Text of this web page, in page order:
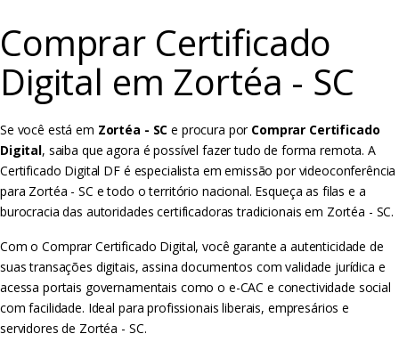
Comprar Certificado
Digital em Zortéa - SC
Se você está em Zortéa - SC e procura por Comprar Certificado
Digital, saiba que agora é possível fazer tudo de forma remota. A
Certificado Digital DF é especialista em emissão por videoconferência
para Zortéa - SC e todo o território nacional. Esqueça as filas e a
burocracia das autoridades certificadoras tradicionais em Zortéa - SC.
Com o Comprar Certificado Digital, você garante a autenticidade de
suas transações digitais, assina documentos com validade jurídica e
acessa portais governamentais como o e-CAC e conectividade social
com facilidade. Ideal para profissionais liberais, empresários e
servidores de Zortéa - SC.